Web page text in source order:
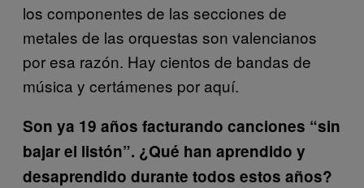
los componentes de las secciones de
metales de las orquestas son valencianos
por esa razón. Hay cientos de bandas de
música y certámenes por aquí.
Son ya 19 años facturando canciones “sin
bajar el listón”. ¿Qué han aprendido y
desaprendido durante todos estos años?